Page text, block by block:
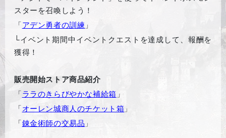
スターを召喚しよう！
「アデン勇者の訓練 」
└イベント期間中イベントクエストを達成して、報酬を
獲得！
販売開始ストア商品紹介
「ララのきらびやかな補給箱 」
「オーレン城商人のチケット箱 」
「錬金術師の交易品 」